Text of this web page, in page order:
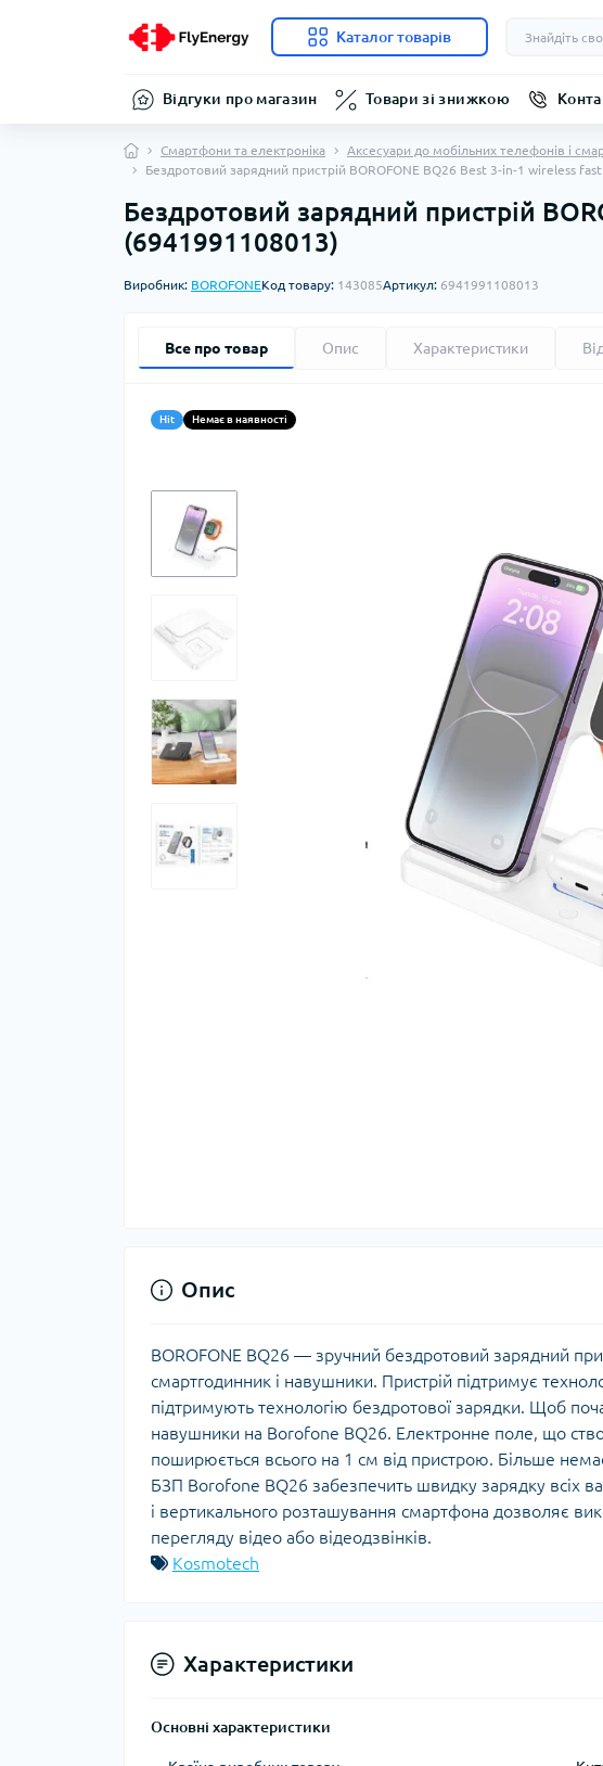
Каталог товарів
Відгуки про магазин Товари зі знижкою
Смартфони та електроніка Аксесуари до мобільних телефонів і
Бездротовий зарядний пристрій BOROFONE BQ26 Best 3-in-1 wireless
Бездротовий зарядний пристрій
(6941991108013)
Виробник: BOROFONEКод товару: 143085Артикул: 6941991108013
Все про товар Опис Характеристики
Hit Немає в наявності
Опис
BOROFONE BQ26 — зручний бездротовий зарядний
смартгодинник і навушники. Пристрій підтримує
підтримують технологію бездротової зарядки. Щоб
навушники на Borofone BQ26. Електронне поле, що
поширюється всього на 1 см від пристрою. Більше
БЗП Borofone BQ26 забезпечить швидку зарядку всіх
і вертикального розташування смартфона дозволяє
перегляду відео або відеодзвінків.
Kosmotech
Характеристики
Основні характеристики